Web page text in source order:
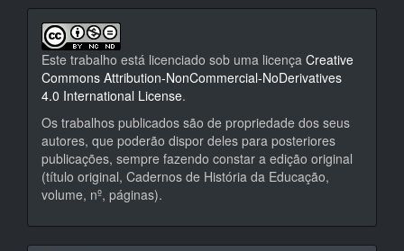
Este trabalho está licenciado sob uma licença Creative
Commons Attribution-NonCommercial-NoDerivatives
4.0 International License.
Os trabalhos publicados são de propriedade dos seus
autores, que poderão dispor deles para posteriores
publicações, sempre fazendo constar a edição original
(título original, Cadernos de História da Educação,
volume, nº, páginas).